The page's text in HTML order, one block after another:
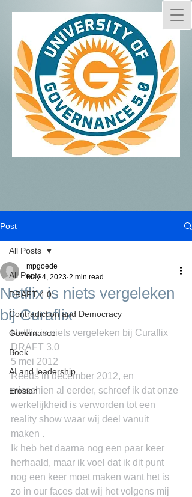
Post
All Posts
DRAFT 4.0
Contradiction and Democracy
Governance
Boek
AI and leadership
Erosion
All Posts
Netflix is niets vergeleken
bij Curaflix
mpgoede
May 4, 2023 2 min read
Netflix is niets vergeleken bij Curaflix
DRAFT 3.0
5 mei 2012
Reeds in december 2012, en
misschien al eerder, schreef ik dat onze
werkelijkheid is verworden tot een
reality show waar wij deel vanuit
maken .
Ik heb het daarna nog een paar keer
herhaald, maar ik voel dat ik dit punt
nog een keer moet maken want het is
zo in our faces dat wij het volgens mij